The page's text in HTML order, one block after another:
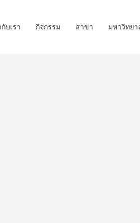
กับเรา กิจกรรม สาขา มหาวิทยา